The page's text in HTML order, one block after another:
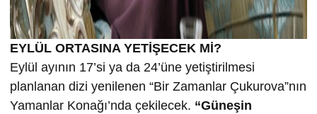
EYLÜL ORTASINA YETİŞECEK Mİ?
Eylül ayının 17’si ya da 24’üne yetiştirilmesi
planlanan dizi yenilenen “Bir Zamanlar Çukurova”nın
Yamanlar Konağı’nda çekilecek. “Güneşin